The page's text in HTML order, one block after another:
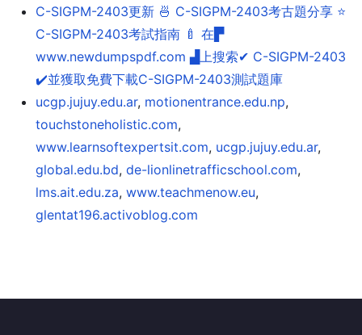
C-SIGPM-2403更新 🍜 C-SIGPM-2403考古題分享 ⭐
C-SIGPM-2403考試指南 🍼 在▛
www.newdumpspdf.com ▟上搜索✔ C-SIGPM-2403
️✔️並獲取免費下載C-SIGPM-2403測試題庫
ucgp.jujuy.edu.ar, motionentrance.edu.np,
touchstoneholistic.com,
www.learnsoftexpertsit.com, ucgp.jujuy.edu.ar,
global.edu.bd, de-lionlinetrafficschool.com,
lms.ait.edu.za, www.teachmenow.eu,
glentat196.activoblog.com